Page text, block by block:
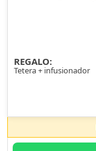
REGALO:
Tetera + infusionador